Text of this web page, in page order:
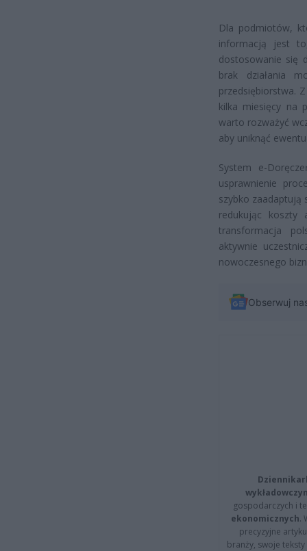
Dla podmiotów,
informacją jest
dostosowanie się
brak działania
przedsiębiorstwa.
kilka miesięcy na
warto rozważyć
aby uniknąć
System e-
usprawnienie
szybko zaadaptują
redukując koszty
transformacja
aktywnie
nowoczesnego
Obserwuj
gospodarczych i
ekonomicznych.
precyzyjne
branży, swoje